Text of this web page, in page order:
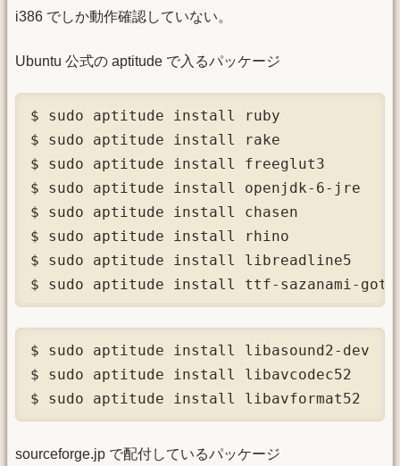
i386 でしか動作確認していない。
Ubuntu 公式の aptitude で入るパッケージ
$ sudo aptitude install ruby
$ sudo aptitude install rake
$ sudo aptitude install freeglut3
$ sudo aptitude install openjdk-6-jre
$ sudo aptitude install chasen
$ sudo aptitude install rhino
$ sudo aptitude install libreadline5
$ sudo aptitude install ttf-sazanami-
$ sudo aptitude install libasound2-dev
$ sudo aptitude install libavcodec52
$ sudo aptitude install libavformat52
sourceforge.jp で配付しているパッケージ